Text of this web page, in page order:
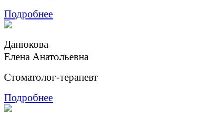
Подробнее
Данюкова
Елена Анатольевна
Стоматолог-терапевт
Подробнее